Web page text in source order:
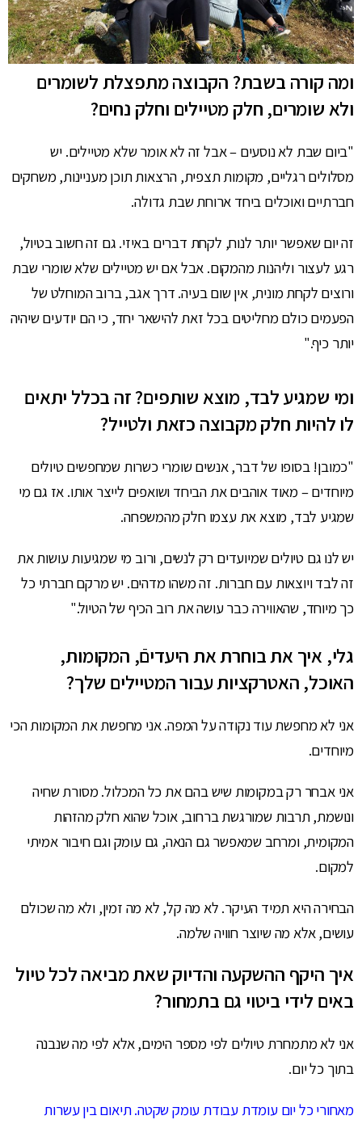
ומה קורה בשבת? הקבוצה מתפצלת לשומרים
ולא שומרים, חלק מטיילים וחלק נחים?
"ביום שבת לא נוסעים – אבל זה לא אומר שלא מטיילים. יש
מסלולים רגליים, מקומות תצפית, הרצאות תוכן מעניינות, משחקים
חברתיים ואוכלים ביחד ארוחת שבת גדולה.
זה יום שאפשר יותר לנוח, לקחת דברים באיזי. גם זה חשוב בטיול,
רגע לעצור וליהנות מהמקום. אבל אם יש מטיילים שלא שומרי שבת
ורוצים לקחת מונית, אין שום בעיה. דרך אגב, ברוב המוחלט של
הפעמים כולם מחליטים בכל זאת להישאר יחד, כי הם יודעים שיהיה
יותר כיף."
ומי שמגיע לבד, מוצא שותפים? זה בכלל יתאים
לו להיות חלק מקבוצה כזאת ולטייל?
"כמובן! בסופו של דבר, אנשים שומרי כשרות שמחפשים טיולים
מיוחדים – מאוד אוהבים את הביחד ושואפים לייצר אותו. אז גם מי
שמגיע לבד, מוצא את עצמו חלק מהמשפחה.
יש לנו גם טיולים שמיועדים רק לנשים, ורוב מי שמגיעות עושות את
זה לבד ויוצאות עם חברות. זה משהו מדהים. יש מרקם חברתי כל
כך מיוחד, שהאווירה כבר עושה את רוב הכיף של הטיול."
גלי, איך את בוחרת את היעדיםֿ, המקומות,
האוכל, האטרקציות עבור המטיילים שלך?
אני לא מחפשת עוד נקודה על המפה. אני מחפשת את המקומות הכי
מיוחדים.
אני אבחר רק במקומות שיש בהם את כל המכלול. מסורת שחיה
ונושמת, תרבות שמורגשת ברחוב, אוכל שהוא חלק מהזהות
המקומית, ומרחב שמאפשר גם הנאה, גם עומק וגם חיבור אמיתי
למקום.
הבחירה היא תמיד העיקר. לא מה קל, לא מה זמין, ולא מה שכולם
עושים, אלא מה שיוצר חוויה שלמה.
איך היקף ההשקעה והדיוק שאת מביאה לכל טיול
באים לידי ביטוי גם בתמחור?
אני לא מתמחרת טיולים לפי מספר הימים, אלא לפי מה שנבנה
בתוך כל יום.
מאחורי כל יום עומדת עבודת עומק שקטה. תיאום בין עשרות